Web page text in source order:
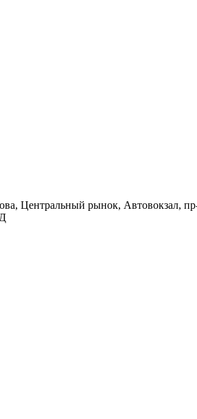
Центральный рынок, Автовокзал,